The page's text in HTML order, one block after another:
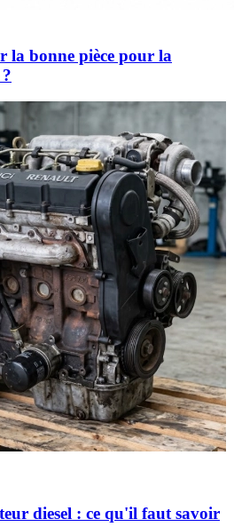
la bonne pièce pour la
diesel : ce qu'il faut savoir